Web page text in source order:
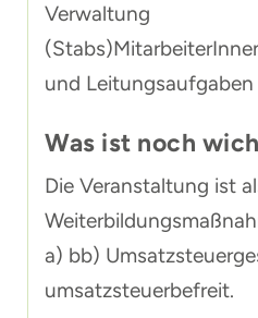
Verwaltung
und Leitungsaufgaben
Was ist noch
Die Veranstaltung ist
a) bb)
umsatzsteuerbefreit.